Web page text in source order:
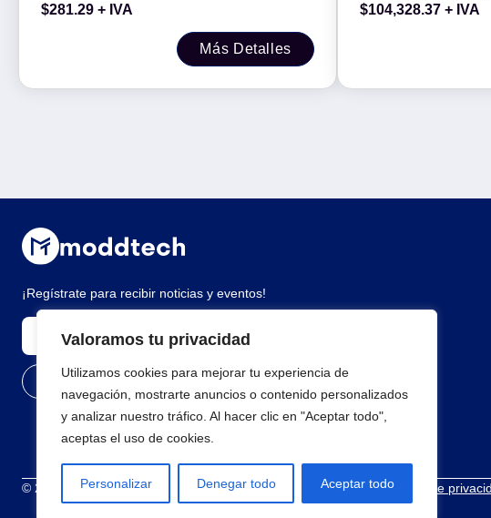
Valoramos tu privacidad
Utilizamos cookies para mejorar tu experiencia de
navegación, mostrarte anuncios o contenido personalizados
y analizar nuestro tráfico. Al hacer clic en "Aceptar todo",
aceptas el uso de cookies.
Personalizar Denegar todo Aceptar todo
$281.29 + IVA
Más Detalles
$104,328.37 + IVA
¡Regístrate para recibir noticias y eventos!
© 2026 Todos los derechos reservados Términos y condicionesPolítica de